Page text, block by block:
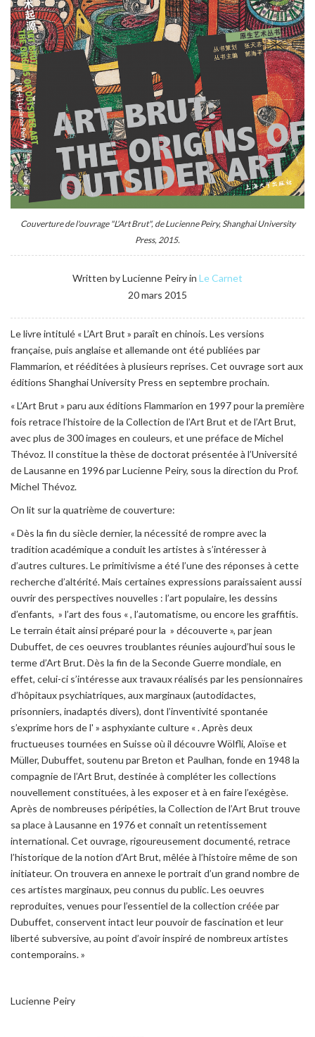
Couverture de l'ouvrage "L'Art Brut", de Lucienne Peiry, Shanghai University
Press, 2015.
Written by Lucienne Peiry in Le Carnet
20 mars 2015
Le livre intitulé « L’Art Brut » paraît en chinois. Les versions
française, puis anglaise et allemande ont été publiées par
Flammarion, et rééditées à plusieurs reprises. Cet ouvrage sort aux
éditions Shanghai University Press en septembre prochain.
« L’Art Brut » paru aux éditions Flammarion en 1997 pour la première
fois retrace l’histoire de la Collection de l’Art Brut et de l’Art Brut,
avec plus de 300 images en couleurs, et une préface de Michel
Thévoz. Il constitue la thèse de doctorat présentée à l’Université
de Lausanne en 1996 par Lucienne Peiry, sous la direction du Prof.
Michel Thévoz.
On lit sur la quatrième de couverture:
« Dès la fin du siècle dernier, la nécessité de rompre avec la
tradition académique a conduit les artistes à s’intéresser à
d’autres cultures. Le primitivisme a été l’une des réponses à cette
recherche d’altérité. Mais certaines expressions paraissaient aussi
ouvrir des perspectives nouvelles : l’art populaire, les dessins
d’enfants, » l’art des fous « , l’automatisme, ou encore les graffitis.
Le terrain était ainsi préparé pour la » découverte », par jean
Dubuffet, de ces oeuvres troublantes réunies aujourd’hui sous le
terme d’Art Brut. Dès la fin de la Seconde Guerre mondiale, en
effet, celui-ci s’intéresse aux travaux réalisés par les pensionnaires
d’hôpitaux psychiatriques, aux marginaux (autodidactes,
prisonniers, inadaptés divers), dont l’inventivité spontanée
s’exprime hors de l' » asphyxiante culture « . Après deux
fructueuses tournées en Suisse où il découvre Wölfli, Aloïse et
Müller, Dubuffet, soutenu par Breton et Paulhan, fonde en 1948 la
compagnie de l’Art Brut, destinée à compléter les collections
nouvellement constituées, à les exposer et à en faire l’exégèse.
Après de nombreuses péripéties, la Collection de l’Art Brut trouve
sa place à Lausanne en 1976 et connaît un retentissement
international. Cet ouvrage, rigoureusement documenté, retrace
l’historique de la notion d’Art Brut, mêlée à l’histoire même de son
initiateur. On trouvera en annexe le portrait d’un grand nombre de
ces artistes marginaux, peu connus du public. Les oeuvres
reproduites, venues pour l’essentiel de la collection créée par
Dubuffet, conservent intact leur pouvoir de fascination et leur
liberté subversive, au point d’avoir inspiré de nombreux artistes
contemporains. »
Lucienne Peiry